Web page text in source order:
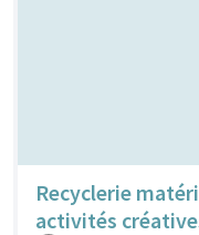
Recyclerie
activités